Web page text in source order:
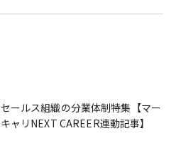
セールス組織の分業体制特集【マー
キャリNEXT CAREER連動記事】